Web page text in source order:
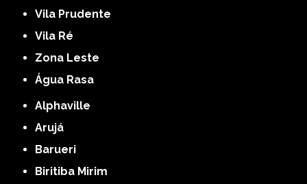
Vila Prudente
Vila Ré
Zona Leste
Água Rasa
Alphaville
Arujá
Barueri
Biritiba Mirim